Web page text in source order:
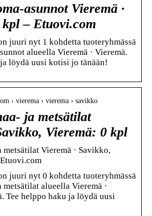
asunnot Vieremä ·
– Etuovi.com
juuri nyt 1 kohdetta tuoteryhmässä
alueella Vieremä · Vieremä.
löydä uusi kotisi jo tänään!
› vierema › vierema › savikko
ja metsätilat
Vieremä: 0 kpl
Vieremä · Savikko,
juuri nyt 0 kohdetta tuoteryhmässä
alueella Vieremä ·
Tee helppo haku ja löydä uusi